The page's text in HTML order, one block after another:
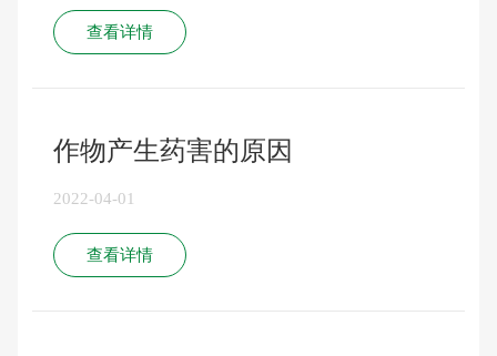
查看详情
作物产生药害的原因
2022-04-01
查看详情